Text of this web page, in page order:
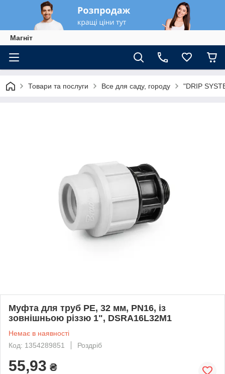
Магніт
Товари та послуги Все для саду, городу "DRIP
Муфта для труб PE, 32 мм, PN16, із
зовнішньою різзю 1", DSRA16L32M1
Немає в наявності
Код: 1354289851
Роздріб
55,93 ₴